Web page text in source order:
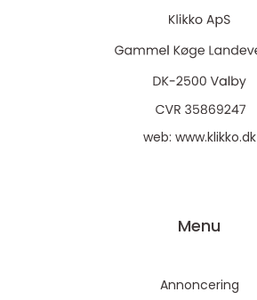
web: www.klikko.dk
Menu
Annoncering